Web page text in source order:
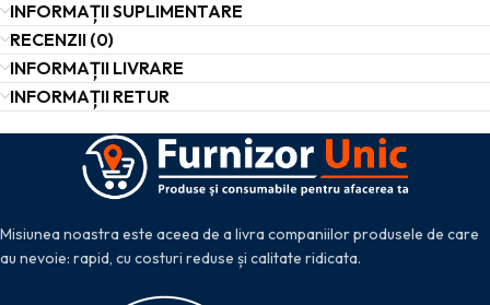
INFORMAȚII SUPLIMENTARE
RECENZII (0)
INFORMAȚII LIVRARE
INFORMAȚII RETUR
Misiunea noastra este aceea de a livra companiilor produsele de care
au nevoie: rapid, cu costuri reduse și calitate ridicata.